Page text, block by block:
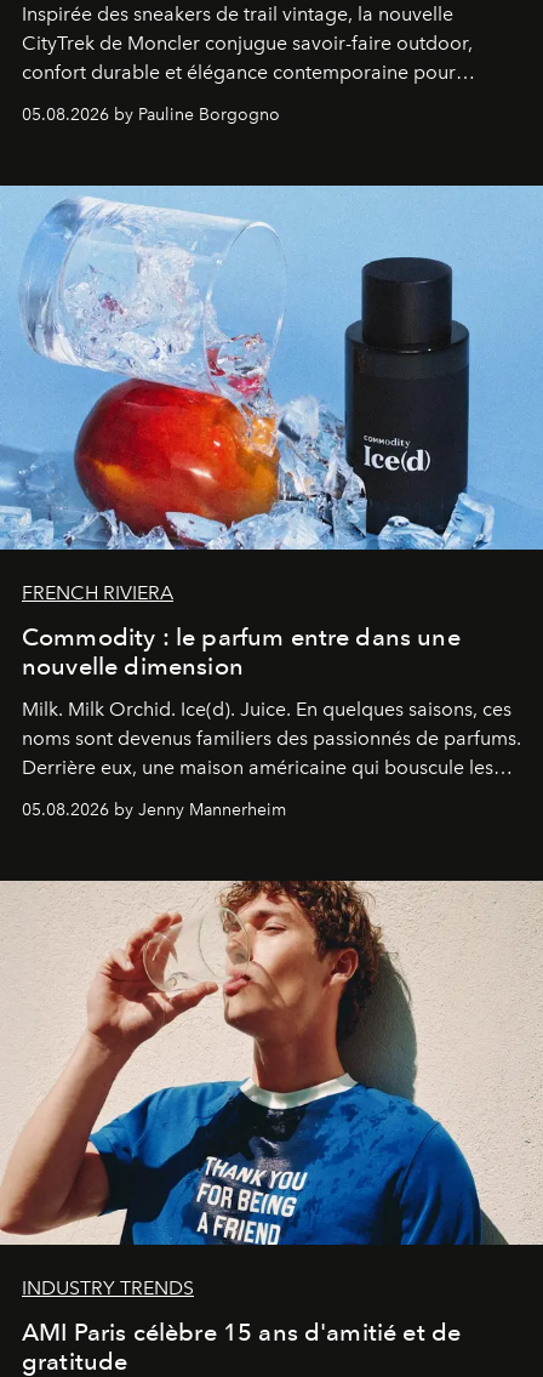
Inspirée des sneakers de trail vintage, la nouvelle
CityTrek de Moncler conjugue savoir-faire outdoor,
confort durable et élégance contemporaine pour
05.08.2026 by Pauline Borgogno
FRENCH RIVIERA
Commodity : le parfum entre dans une
nouvelle dimension
Milk. Milk Orchid. Ice(d). Juice. En quelques saisons, ces
noms sont devenus familiers des passionnés de parfums.
Derrière eux, une maison américaine qui bouscule les
une approche aussi intuitive que personnelle :
05.08.2026 by Jenny Mannerheim
INDUSTRY TRENDS
AMI Paris célèbre 15 ans d'amitié et de
gratitude